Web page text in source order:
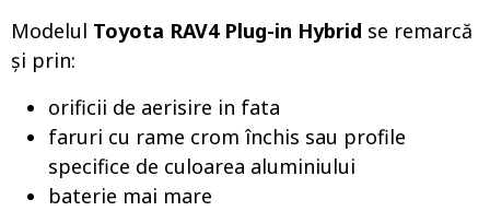
Modelul Toyota RAV4 Plug-in Hybrid se remarcă
și prin:
orificii de aerisire in fata
faruri cu rame crom închis sau profile
specifice de culoarea aluminiului
baterie mai mare